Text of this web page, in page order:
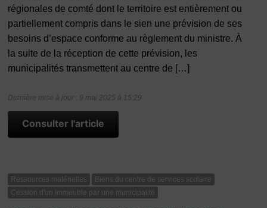
régionales de comté dont le territoire est entièrement ou
partiellement compris dans le sien une prévision de ses
besoins d’espace conforme au règlement du ministre. À
la suite de la réception de cette prévision, les
municipalités transmettent au centre de […]
Dernière mise à jour : 9 mai 2025 à 15:29
Consulter l'article
Ressources matérielles
Biens du centre de services scolaire
Cession d'un immeuble par une municipalité